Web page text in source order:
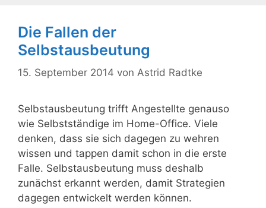
Die Fallen der
Selbstausbeutung
15. September 2014 von Astrid Radtke
Selbstausbeutung trifft Angestellte genauso
wie Selbstständige im Home-Office. Viele
denken, dass sie sich dagegen zu wehren
wissen und tappen damit schon in die erste
Falle. Selbstausbeutung muss deshalb
zunächst erkannt werden, damit Strategien
dagegen entwickelt werden können.